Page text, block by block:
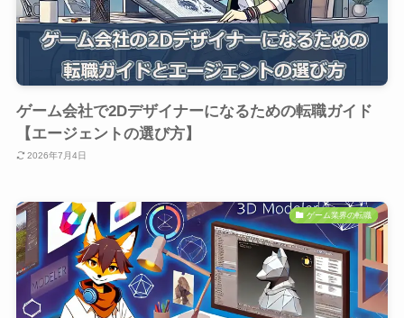
ゲーム会社で2Dデザイナーになるための転職ガイド
【エージェントの選び方】
2026年7月4日
ゲーム業界の転職